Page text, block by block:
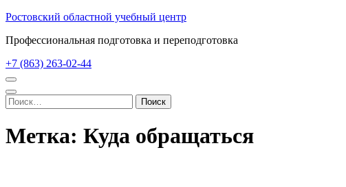
Перейти
содержимому
Enter)
Ростовский областной учебный центр
Профессиональная подготовка и переподготовка
+7 (863) 263-02-44
Найти:
Метка: Куда обращаться